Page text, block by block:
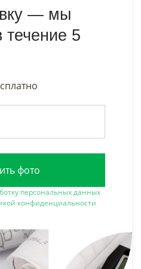
— мы
течение 5
фото
персональных данных
конфиденциальности